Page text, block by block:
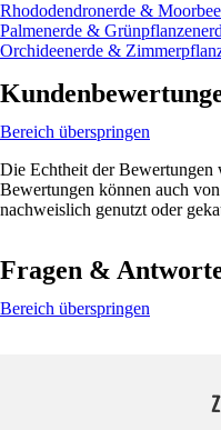
Rhododendronerde &
Palmenerde &
Orchideenerde &
Bereich überspringen
Die Echtheit der Bewertungen
Bewertungen können auch
nachweislich genutzt oder
Fragen &
Bereich überspringen